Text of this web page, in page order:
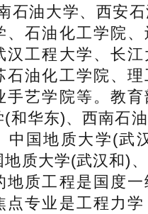
石油大学、西安
、石油化工学院
汉工程大学、长
石油化工学院、
手艺学院等。教育
(和华东)、西南石
中国地质大学(武
地质大学(武汉和)
地质工程是国度一
点专业是工程力